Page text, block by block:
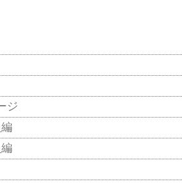
ジ